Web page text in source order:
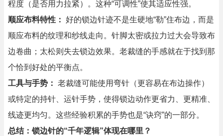
程度（是否用力拉紧）。这种“可调性”使其适应性强。
顺应布料特性： 好的锁边针迹不是生硬地“勒”住布边，而是
顺应布料的纹理和纱线走向。针脚太密或拉力过大会导致布
边卷曲；太松则失去锁边效果。老裁缝的手感就在于找到那
个恰到好处的平衡点。
工具与手势： 老裁缝可能使用弯针（更容易在布边操作）
或特定的持针、运针手势，使得锁边动作更省力、更精准、
线迹更均匀。这些经验积累的手势也是“诀窍”的一部分。
总结：锁边针的“千年逻辑”体现在哪里？